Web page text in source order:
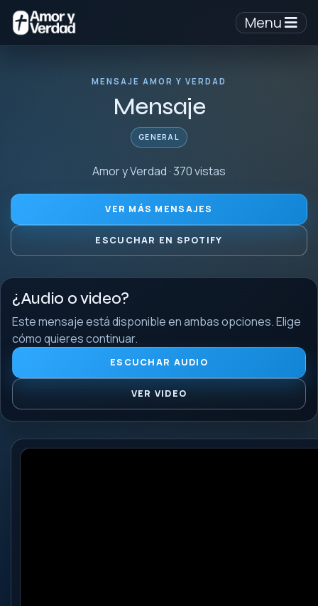
Menu
MENSAJE AMOR Y VERDAD
Mensaje
GENERAL
Amor y Verdad · 370 vistas
VER MÁS MENSAJES
ESCUCHAR EN SPOTIFY
¿Audio o video?
Este mensaje está disponible en ambas opciones. Elige
cómo quieres continuar.
ESCUCHAR AUDIO
VER VIDEO